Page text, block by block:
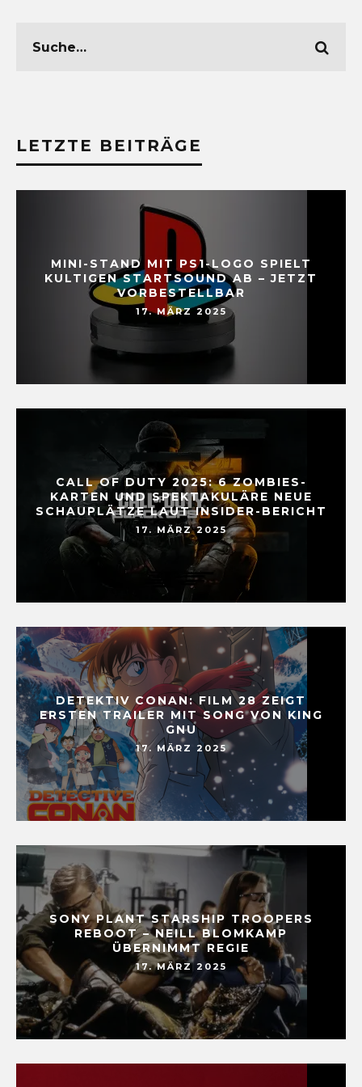
LETZTE BEITRÄGE
MINI-STAND MIT PS1-LOGO SPIELT
KULTIGEN STARTSOUND AB – JETZT
VORBESTELLBAR
17. MÄRZ 2025
CALL OF DUTY 2025: 6 ZOMBIES-
KARTEN UND SPEKTAKULÄRE NEUE
SCHAUPLÄTZE LAUT INSIDER-BERICHT
17. MÄRZ 2025
DETEKTIV CONAN: FILM 28 ZEIGT
ERSTEN TRAILER MIT SONG VON KING
GNU
17. MÄRZ 2025
SONY PLANT STARSHIP TROOPERS
REBOOT – NEILL BLOMKAMP
ÜBERNIMMT REGIE
17. MÄRZ 2025